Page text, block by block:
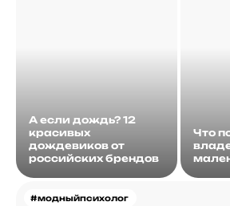
А если дождь? 12
красивых
дождевиков от
российских брендов
#модныйпсихолог
Что